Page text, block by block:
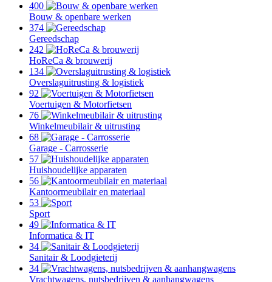
400
Bouw & openbare werken
374
Gereedschap
242
HoReCa & brouwerij
134
Overslaguitrusting & logistiek
92
Voertuigen & Motorfietsen
76
Winkelmeubilair & uitrusting
68
Garage - Carrosserie
57
Huishoudelijke apparaten
56
Kantoormeubilair en materiaal
53
Sport
49
Informatica & IT
34
Sanitair & Loodgieterij
34
Vrachtwagens, nutsbedrijven & aanhangwagens